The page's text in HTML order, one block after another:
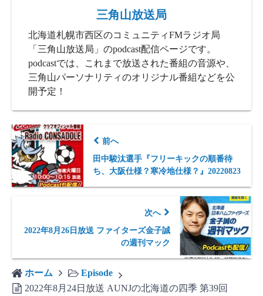
三角山放送局
北海道札幌市西区のコミュニティFMラジオ局
「三角山放送局」のpodcast配信ページです。
podcastでは、これまで放送された番組の音源や、
三角山パーソナリティのオリジナル番組などを公
開予定！
前へ
田中駿汰選手『フリーキックの順番待
ち、大阪仕様？寒冷地仕様？』20220823
次へ
2022年8月26日放送 ファイターズ金子誠
の週刊マック
ホーム
Episode
2022年8月24日放送 AUNJの北海道の四季 第39回